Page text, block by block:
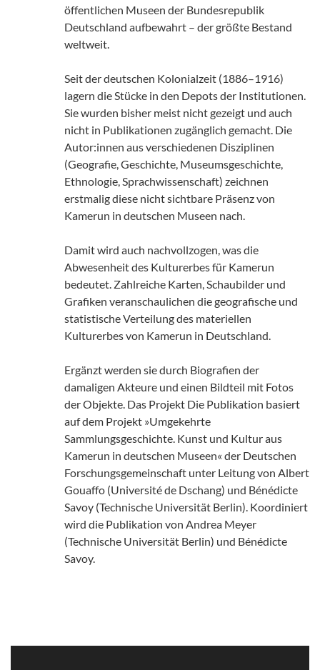
öffentlichen Museen der Bundesrepublik
Deutschland aufbewahrt – der größte Bestand
weltweit.
Seit der deutschen Kolonialzeit (1886–1916)
lagern die Stücke in den Depots der Institutionen.
Sie wurden bisher meist nicht gezeigt und auch
nicht in Publikationen zugänglich gemacht. Die
Autor:innen aus verschiedenen Disziplinen
(Geografie, Geschichte, Museumsgeschichte,
Ethnologie, Sprachwissenschaft) zeichnen
erstmalig diese nicht sichtbare Präsenz von
Kamerun in deutschen Museen nach.
Damit wird auch nachvollzogen, was die
Abwesenheit des Kulturerbes für Kamerun
bedeutet. Zahlreiche Karten, Schaubilder und
Grafiken veranschaulichen die geografische und
statistische Verteilung des materiellen
Kulturerbes von Kamerun in Deutschland.
Ergänzt werden sie durch Biografien der
damaligen Akteure und einen Bildteil mit Fotos
der Objekte. Das Projekt Die Publikation basiert
auf dem Projekt »Umgekehrte
Sammlungsgeschichte. Kunst und Kultur aus
Kamerun in deutschen Museen« der Deutschen
Forschungsgemeinschaft unter Leitung von Albert
Gouaffo (Université de Dschang) und Bénédicte
Savoy (Technische Universität Berlin). Koordiniert
wird die Publikation von Andrea Meyer
(Technische Universität Berlin) und Bénédicte
Savoy.